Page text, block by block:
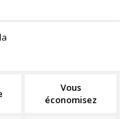
Vous
économisez